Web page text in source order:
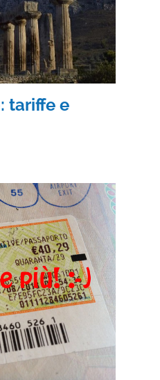
tariffe e